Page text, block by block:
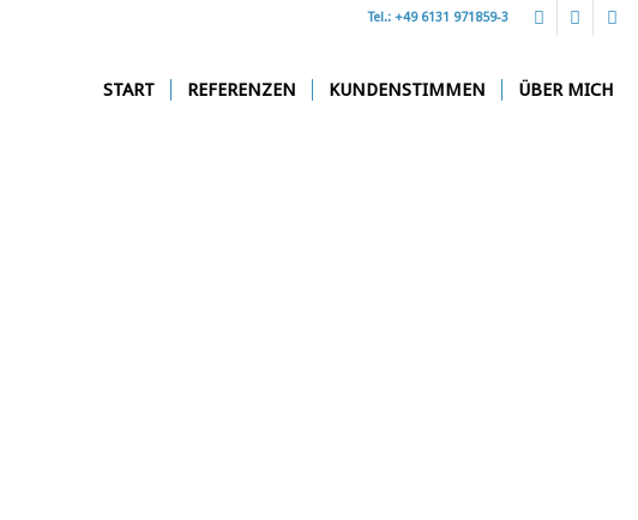
Tel.: +49 6131 971859-3
START REFERENZEN KUNDENSTIMMEN ÜBER MICH